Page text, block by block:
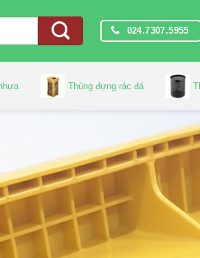
024.7307.5955
Thùng đựng rác đá